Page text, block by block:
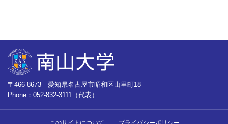
〒466-8673 愛知県名古屋市昭和区山里町18
Phone： 052-832-3111 （代表）